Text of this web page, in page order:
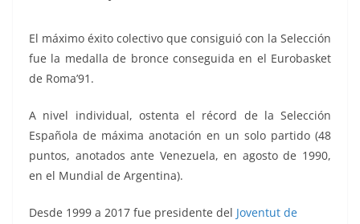
El máximo éxito colectivo que consiguió con la Selección
fue la medalla de bronce conseguida en el Eurobasket
de Roma’91.
A nivel individual, ostenta el récord de la Selección
Española de máxima anotación en un solo partido (48
puntos, anotados ante Venezuela, en agosto de 1990,
en el Mundial de Argentina).
Desde 1999 a 2017 fue presidente del Joventut de